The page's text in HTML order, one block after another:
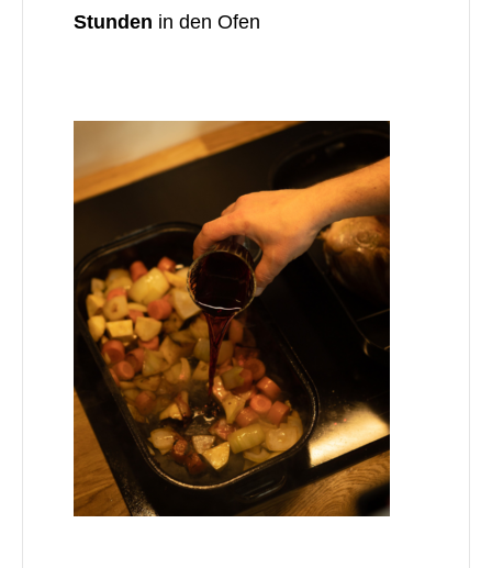
Stunden in den Ofen